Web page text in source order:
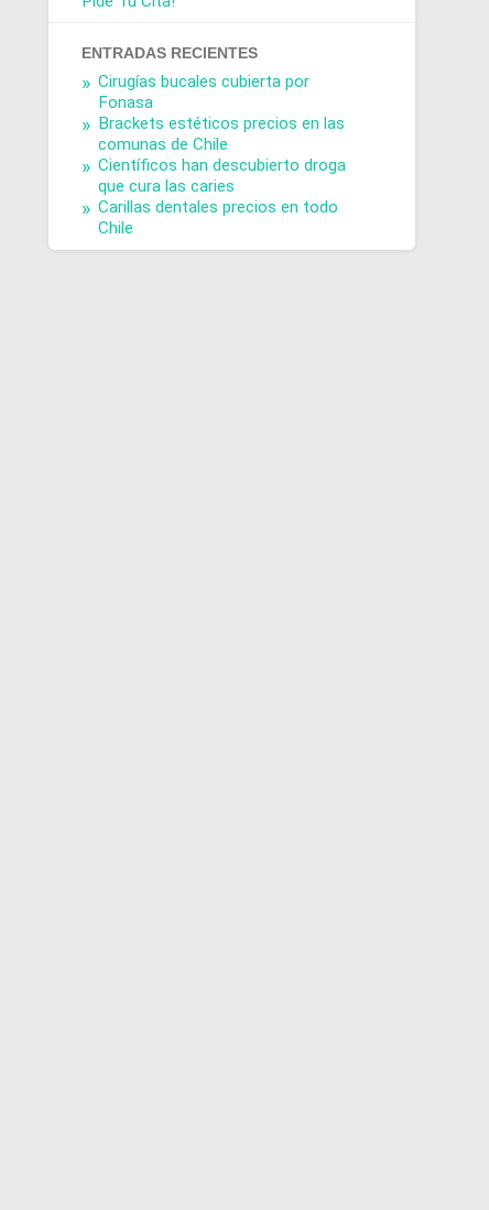
ENTRADAS RECIENTES
Cirugías bucales cubierta por
Fonasa
Brackets estéticos precios en las
comunas de Chile
Científicos han descubierto droga
que cura las caries
Carillas dentales precios en todo
Chile